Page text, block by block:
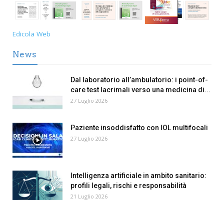
Edicola Web
News
Dal laboratorio all’ambulatorio: i point-of-
care test lacrimali verso una medicina di...
27 Luglio 2026
Paziente insoddisfatto con IOL multifocali
27 Luglio 2026
Intelligenza artificiale in ambito sanitario:
profili legali, rischi e responsabilità
21 Luglio 2026